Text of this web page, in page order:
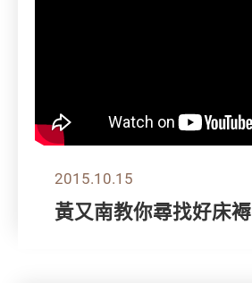
2015.10.15
黃又南教你尋找好床褥